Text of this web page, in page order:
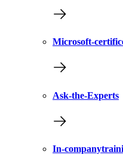
Microsoft-
Ask-the-Experts
In-